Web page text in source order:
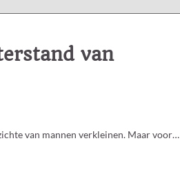
van
van mannen verkleinen. Maar voor…